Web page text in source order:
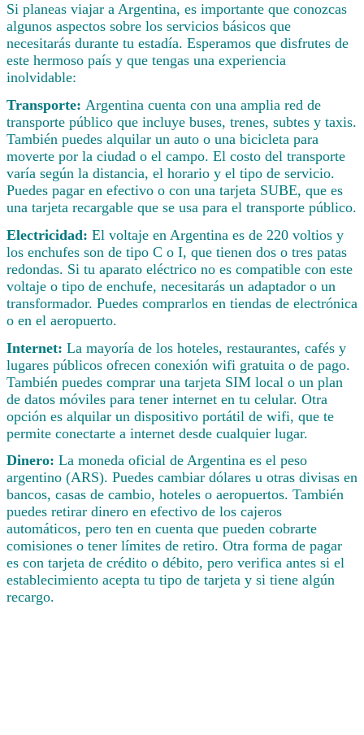
Si planeas viajar a Argentina, es importante que conozcas
algunos aspectos sobre los servicios básicos que
necesitarás durante tu estadía. Esperamos que disfrutes de
este hermoso país y que tengas una experiencia
inolvidable:
Transporte: Argentina cuenta con una amplia red de
transporte público que incluye buses, trenes, subtes y taxis.
También puedes alquilar un auto o una bicicleta para
moverte por la ciudad o el campo. El costo del transporte
varía según la distancia, el horario y el tipo de servicio.
Puedes pagar en efectivo o con una tarjeta SUBE, que es
una tarjeta recargable que se usa para el transporte público.
Electricidad: El voltaje en Argentina es de 220 voltios y
los enchufes son de tipo C o I, que tienen dos o tres patas
redondas. Si tu aparato eléctrico no es compatible con este
voltaje o tipo de enchufe, necesitarás un adaptador o un
transformador. Puedes comprarlos en tiendas de electrónica
o en el aeropuerto.
Internet: La mayoría de los hoteles, restaurantes, cafés y
lugares públicos ofrecen conexión wifi gratuita o de pago.
También puedes comprar una tarjeta SIM local o un plan
de datos móviles para tener internet en tu celular. Otra
opción es alquilar un dispositivo portátil de wifi, que te
permite conectarte a internet desde cualquier lugar.
Dinero: La moneda oficial de Argentina es el peso
argentino (ARS). Puedes cambiar dólares u otras divisas en
bancos, casas de cambio, hoteles o aeropuertos. También
puedes retirar dinero en efectivo de los cajeros
automáticos, pero ten en cuenta que pueden cobrarte
comisiones o tener límites de retiro. Otra forma de pagar
es con tarjeta de crédito o débito, pero verifica antes si el
establecimiento acepta tu tipo de tarjeta y si tiene algún
recargo.